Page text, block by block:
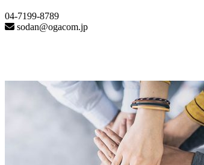
04-7199-8789
sodan@ogacom.jp